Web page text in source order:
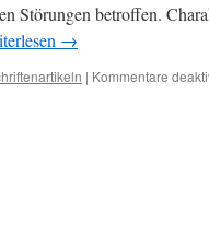
Störungen betroffen.
→
| Kommentare